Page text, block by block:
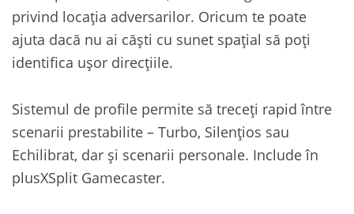
privind locația adversarilor. Oricum te poate
ajuta dacă nu ai căști cu sunet spațial să poți
identifica ușor direcțiile.
Sistemul de profile permite să treceți rapid între
scenarii prestabilite – Turbo, Silențios sau
Echilibrat, dar și scenarii personale. Include în
plusXSplit Gamecaster.